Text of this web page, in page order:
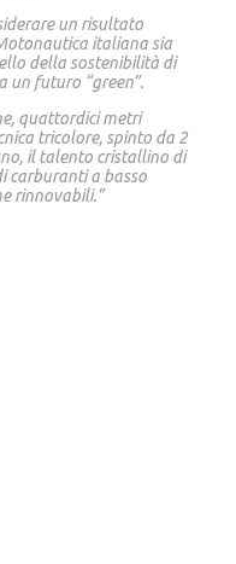
un risultato
italiana sia
della sostenibilità di
un futuro “green”.
quattordici metri
tricolore, spinto da 2
il talento cristallino di
carburanti a basso
rinnovabili.”